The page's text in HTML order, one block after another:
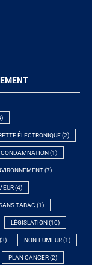
ÉLECTRONIQUE(2)
CONDAMNATION (1)
(7)
(4)
TABAC (1)
LÉGISLATION (10)
(3) NON-FUMEUR(1)
PLAN CANCER(2)